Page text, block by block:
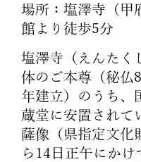
場所：塩澤寺（甲
館より徒歩5分
塩澤寺（えんたく
体のご本尊（秘仏
年建立）のうち、
蔵堂に安置されて
薩像（県指定文化
ら14日正午にかけ